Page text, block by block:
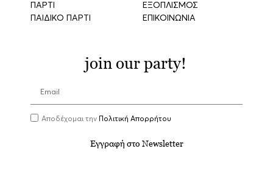
ΠΑΡΤΙ
ΠΑΙΔΙΚΟ ΠΑΡΤΙ
ΕΞΟΠΛΙΣΜΟΣ
ΕΠΙΚΟΙΝΩΝΙΑ
join our party!
Αποδέχομαι την Πολιτική Απορρήτου
Εγγραφή στο Newsletter